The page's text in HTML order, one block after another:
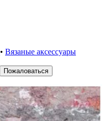
• Вязаные аксесcуары
Пожаловаться